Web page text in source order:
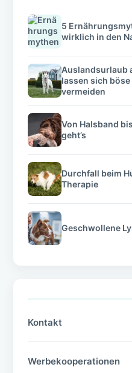
5
wirklich in den
Auslandsurlaub
lassen sich
vermeiden
Von Halsband
geht’s
Durchfall beim
Therapie
Geschwollene
Kontakt
Werbekooperationen